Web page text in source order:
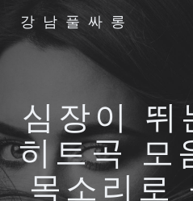
강남풀싸롱
심장이 뛰
히트곡 모
목소리로